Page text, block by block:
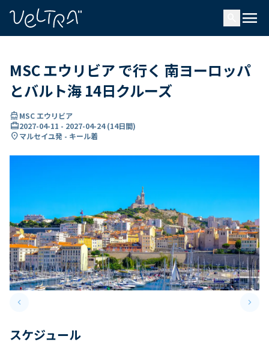
menu
MSC エウリビア で行く 南ヨーロッパ
とバルト海 14日クルーズ
directions_boatMSC エウリビア
card_travel2027-04-11 - 2027-04-24(14日間)
location_onマルセイユ発 - キール着
keyboard_arrow_leftPrevious slide keyboard_arrow_right
スケジュール